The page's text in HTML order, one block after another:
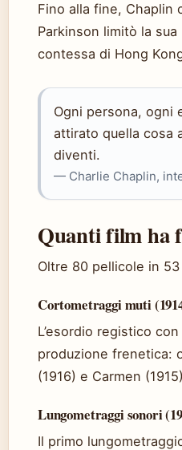
Fino alla fine, Chaplin
Parkinson limitò la
contessa di Hong
Ogni persona, ogni
attirato quella cosa
diventi.
— Charlie Chaplin,
Quanti film ha
Oltre 80 pellicole in
Cortometraggi muti
L’esordio registico
produzione frenetica:
(1916) e Carmen
Lungometraggi sonori
Il primo